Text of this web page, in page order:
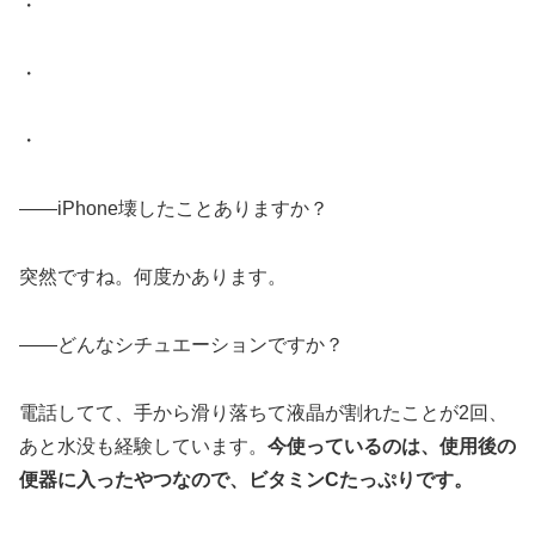
・
・
・
――iPhone壊したことありますか？
突然ですね。何度かあります。
――どんなシチュエーションですか？
電話してて、手から滑り落ちて液晶が割れたことが2回、
あと水没も経験しています。 今使っているのは、使用後の
便器に入ったやつなので、ビタミンCたっぷりです。